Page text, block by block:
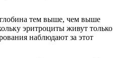
тем выше, чем выше
эритроциты живут только
наблюдают за этот